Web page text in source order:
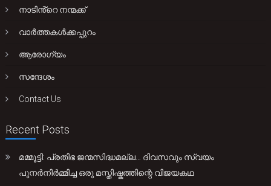
നാടിൻ്റെ നന്മക്ക്
വാർത്തകൾക്കപ്പുറം
ആരോഗ്യം
സന്ദേശം
Contact Us
Recent Posts
മമ്മൂട്ടി: പ്രതിഭ ജന്മസിദ്ധമല്ല… ദിവസവും സ്വയം
പുനർനിർമ്മിച്ച ഒരു മസ്തിഷ്കത്തിന്റെ വിജയകഥ